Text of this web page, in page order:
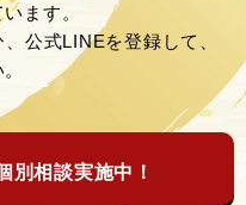
ます。
公式LINEを登録して、
別相談実施中！